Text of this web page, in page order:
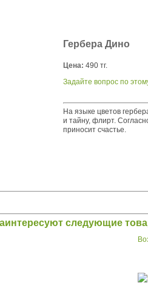
Гербера Дино
Цена:490 тг.
Задайте вопрос по
На языке цветов
и тайну, флирт.
приносит счастье.
следующие